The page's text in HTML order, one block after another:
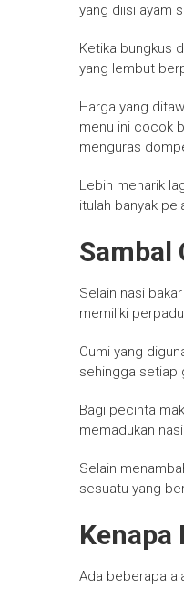
yang diisi ayam
Ketika bungkus
yang lembut
Harga yang
menu ini cocok
menguras
Lebih menarik
itulah banyak
Sambal
Selain nasi
memiliki
Cumi yang
sehingga setiap
Bagi pecinta
memadukan
Selain
sesuatu yang
Kenapa
Ada beberapa